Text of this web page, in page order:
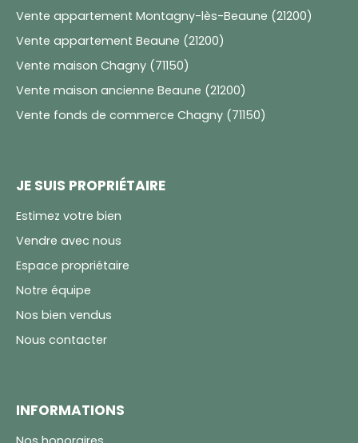
Vente appartement Montagny-lès-Beaune (21200)
Vente appartement Beaune (21200)
Vente maison Chagny (71150)
Vente maison ancienne Beaune (21200)
Vente fonds de commerce Chagny (71150)
JE SUIS PROPRIÉTAIRE
Estimez votre bien
Vendre avec nous
Espace propriétaire
Notre équipe
Nos bien vendus
Nous contacter
INFORMATIONS